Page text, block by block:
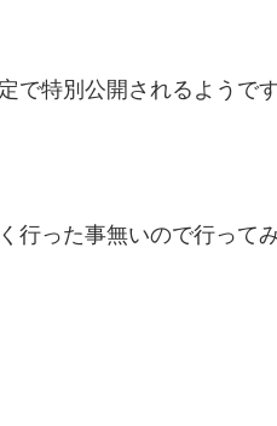
特別公開されるようです
行った事無いので行って